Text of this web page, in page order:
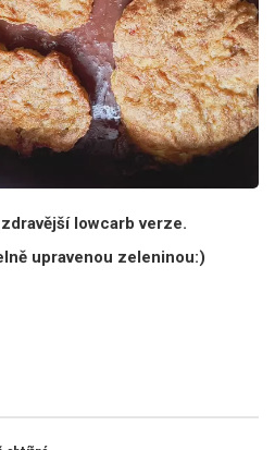
lowcarb verze.
upravenou zeleninou:)